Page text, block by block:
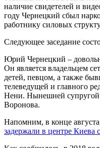
наличие свидетелей и
году Чернецкий сбыл
работнику силовых
Следующее заседание
Юрий Чернецкий –
Он является владельцем
детей, певцом, а также
телеведущей и главного
Нени. Нынешней супругой
Воронова.
Напомним, в конце
задержали в центре Киева